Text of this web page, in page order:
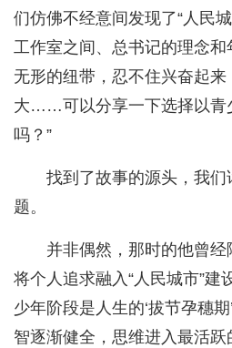
们仿佛不经意间发现了“人民
工作室之间、总书记的理念
无形的纽带，忍不住兴奋起来
大……可以分享一下选择以青
吗？”
找到了故事的源头，我
题。
并非偶然，那时的他曾
将个人追求融入“人民城市”建
少年阶段是人生的‘拔节孕穗
智逐渐健全，思维进入最活跃